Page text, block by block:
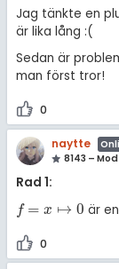
Jag tänkte en
är lika lång :(
Sedan är
man först tror!
0
naytte
8143 –
Rad 1:
f = x ↦ 0
f=x↦0 är
0